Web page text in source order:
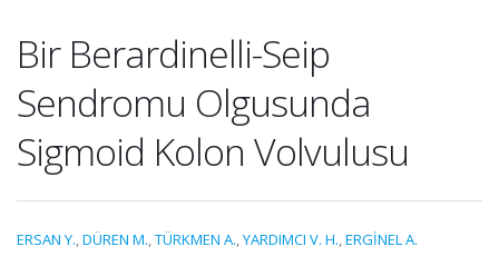
Bir Berardinelli-Seip
Sendromu Olgusunda
Sigmoid Kolon Volvulusu
ERSAN Y.,DÜREN M.,TÜRKMEN A.,YARDIMCI V. H.,ERGİNEL A.